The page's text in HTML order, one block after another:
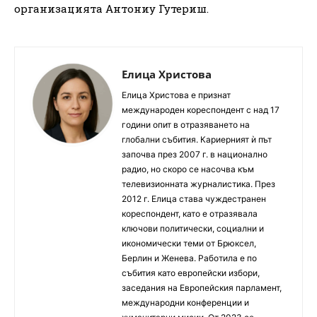
организацията Антониу Гутериш.
Елица Христова
Елица Христова е признат
международен кореспондент с над 17
години опит в отразяването на
глобални събития. Кариерният ѝ път
започва през 2007 г. в национално
радио, но скоро се насочва към
телевизионната журналистика. През
2012 г. Елица става чуждестранен
кореспондент, като е отразявала
ключови политически, социални и
икономически теми от Брюксел,
Берлин и Женева. Работила е по
събития като европейски избори,
заседания на Европейския парламент,
международни конференции и